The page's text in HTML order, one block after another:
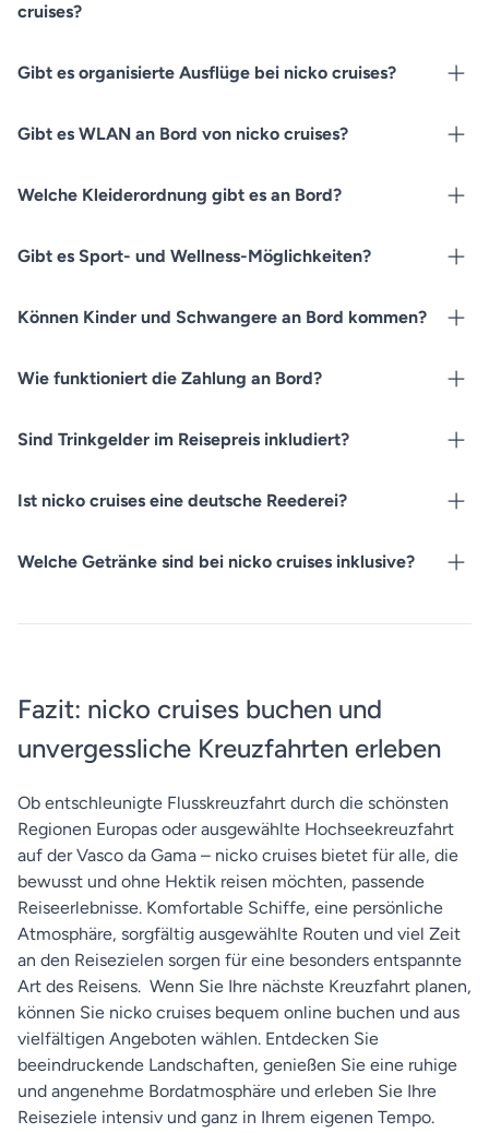
cruises?
Gibt es organisierte Ausflüge bei nicko cruises?
Gibt es WLAN an Bord von nicko cruises?
Welche Kleiderordnung gibt es an Bord?
Gibt es Sport- und Wellness-Möglichkeiten?
Können Kinder und Schwangere an Bord kommen?
Wie funktioniert die Zahlung an Bord?
Sind Trinkgelder im Reisepreis inkludiert?
Ist nicko cruises eine deutsche Reederei?
Welche Getränke sind bei nicko cruises inklusive?
Fazit: nicko cruises buchen und
unvergessliche Kreuzfahrten erleben
Ob entschleunigte Flusskreuzfahrt durch die schönsten
Regionen Europas oder ausgewählte Hochseekreuzfahrt
auf der Vasco da Gama – nicko cruises bietet für alle, die
bewusst und ohne Hektik reisen möchten, passende
Reiseerlebnisse. Komfortable Schiffe, eine persönliche
Atmosphäre, sorgfältig ausgewählte Routen und viel Zeit
an den Reisezielen sorgen für eine besonders entspannte
Art des Reisens. Wenn Sie Ihre nächste Kreuzfahrt planen,
können Sie nicko cruises bequem online buchen und aus
vielfältigen Angeboten wählen. Entdecken Sie
beeindruckende Landschaften, genießen Sie eine ruhige
und angenehme Bordatmosphäre und erleben Sie Ihre
Reiseziele intensiv und ganz in Ihrem eigenen Tempo.